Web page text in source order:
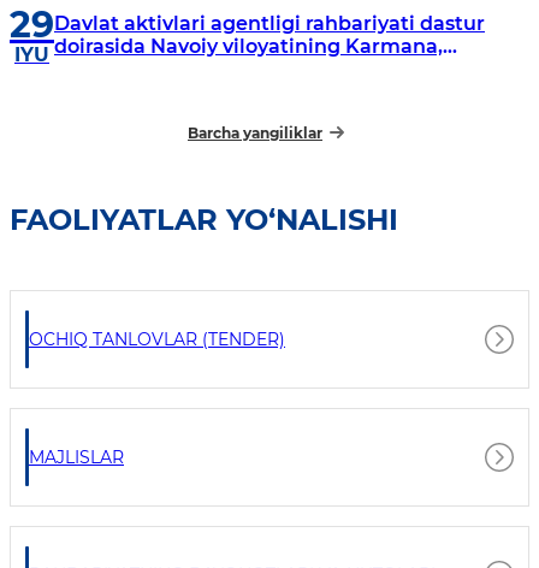
29
IYU
Davlat aktivlari agentligi rahbariyati dastur
doirasida Navoiy viloyatining Karmana,
Barcha yangiliklar
FAOLIYATLAR YO‘NALISHI
OCHIQ TANLOVLAR (TENDER)
MAJLISLAR